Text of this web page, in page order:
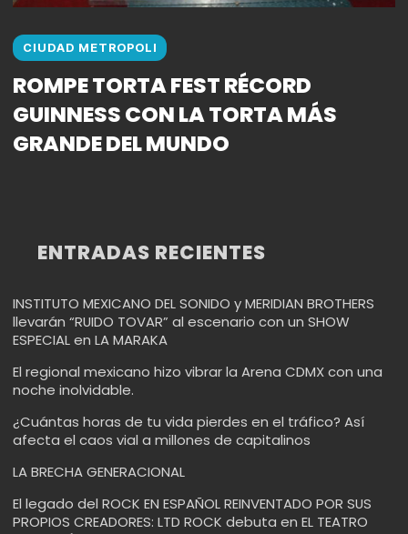
CIUDAD METROPOLI
ROMPE TORTA FEST RÉCORD
GUINNESS CON LA TORTA MÁS
GRANDE DEL MUNDO
ENTRADAS RECIENTES
INSTITUTO MEXICANO DEL SONIDO y MERIDIAN BROTHERS
llevarán “RUIDO TOVAR” al escenario con un SHOW
ESPECIAL en LA MARAKA
El regional mexicano hizo vibrar la Arena CDMX con una
noche inolvidable.
¿Cuántas horas de tu vida pierdes en el tráfico? Así
afecta el caos vial a millones de capitalinos
LA BRECHA GENERACIONAL
El legado del ROCK EN ESPAÑOL REINVENTADO POR SUS
PROPIOS CREADORES: LTD ROCK debuta en EL TEATRO